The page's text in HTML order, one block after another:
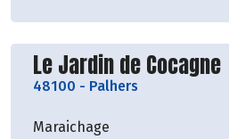
Découvrir le producteur
Le Jardin de Cocagne
48100 - Palhers
Maraichage